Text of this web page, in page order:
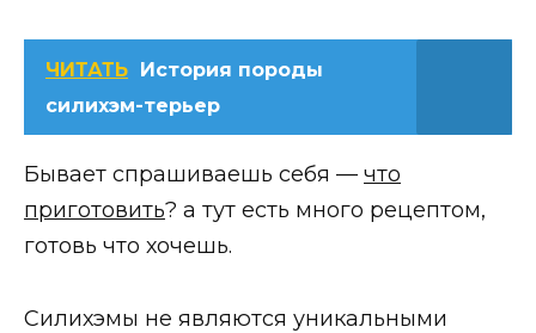
ЧИТАТЬ История породы
силихэм-терьер
Бывает спрашиваешь себя — что
приготовить? а тут есть много рецептом,
готовь что хочешь.
Силихэмы не являются уникальными